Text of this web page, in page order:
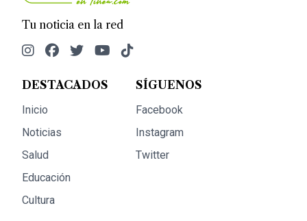
Tu noticia en la red
DESTACADOS
Inicio
Noticias
Salud
Educación
Cultura
SÍGUENOS
Facebook
Instagram
Twitter